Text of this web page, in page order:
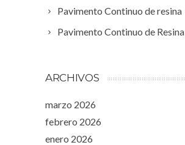
Pavimento Continuo de resina
Pavimento Continuo de Resina
ARCHIVOS
marzo 2026
febrero 2026
enero 2026